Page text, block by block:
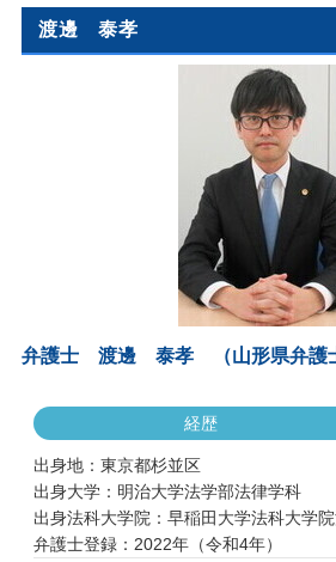
渡邊 泰孝
弁護士 渡邊 泰孝 （山形県弁護士
経歴
出身地：東京都杉並区
出身大学：明治大学法学部法律学科
出身法科大学院：早稲田大学法科大学
弁護士登録：2022年（令和4年）